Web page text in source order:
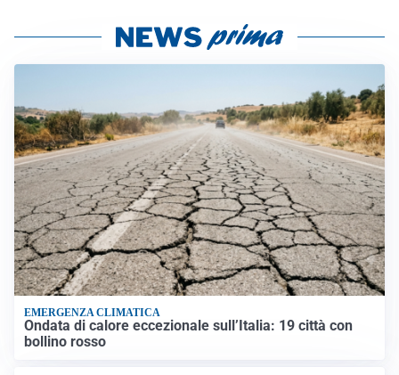
EMERGENZA CLIMATICA
Ondata di calore eccezionale sull’Italia: 19 città con
bollino rosso